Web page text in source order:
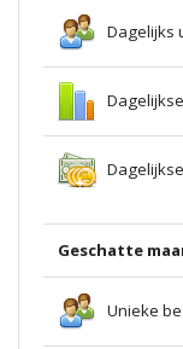
Dagelijks
Geschatte
Unieke